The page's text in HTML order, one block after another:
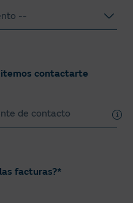
--
contactarte
facturas?*